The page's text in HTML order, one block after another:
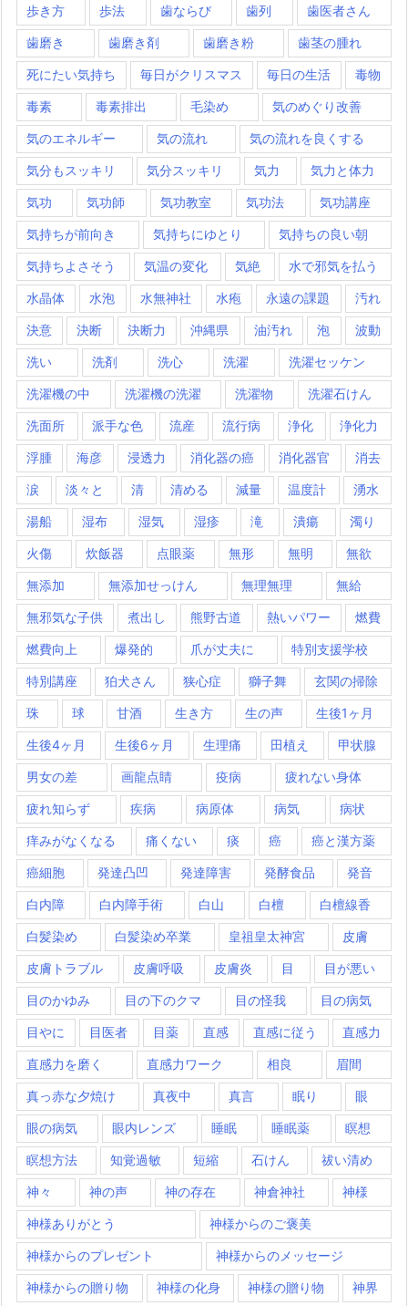
歩き方 歩法 歯ならび 歯列 歯医者さん
歯磨き 歯磨き剤 歯磨き粉 歯茎の腫れ
死にたい気持ち 毎日がクリスマス 毎日の生活 毒物
毒素 毒素排出 毛染め 気のめぐり改善
気のエネルギー 気の流れ 気の流れを良くする
気分もスッキリ 気分スッキリ 気力 気力と体力
気功 気功師 気功教室 気功法 気功講座
気持ちが前向き 気持ちにゆとり 気持ちの良い朝
気持ちよさそう 気温の変化 気絶 水で邪気を払う
水晶体 水泡 水無神社 水疱 永遠の課題 汚れ
決意 決断 決断力 沖縄県 油汚れ 泡 波動
洗い 洗剤 洗心 洗濯 洗濯セッケン
洗濯機の中 洗濯機の洗濯 洗濯物 洗濯石けん
洗面所 派手な色 流産 流行病 浄化 浄化力
浮腫 海彦 浸透力 消化器の癌 消化器官 消去
涙 淡々と 清 清める 減量 温度計 湧水
湯船 湿布 湿気 湿疹 滝 潰瘍 濁り
火傷 炊飯器 点眼薬 無形 無明 無欲
無添加 無添加せっけん 無理無理 無給
無邪気な子供 煮出し 熊野古道 熱いパワー 燃費
燃費向上 爆発的 爪が丈夫に 特別支援学校
特別講座 狛犬さん 狭心症 獅子舞 玄関の掃除
珠 球 甘酒 生き方 生の声 生後1ヶ月
生後4ヶ月 生後6ヶ月 生理痛 田植え 甲状腺
男女の差 画龍点睛 疫病 疲れない身体
疲れ知らず 疾病 病原体 病気 病状
痒みがなくなる 痛くない 痰 癌 癌と漢方薬
癌細胞 発達凸凹 発達障害 発酵食品 発音
白内障 白内障手術 白山 白檀 白檀線香
白髪染め 白髪染め卒業 皇祖皇太神宮 皮膚
皮膚トラブル 皮膚呼吸 皮膚炎 目 目が悪い
目のかゆみ 目の下のクマ 目の怪我 目の病気
目やに 目医者 目薬 直感 直感に従う 直感力
直感力を磨く 直感力ワーク 相良 眉間
真っ赤な夕焼け 真夜中 真言 眠り 眼
眼の病気 眼内レンズ 睡眠 睡眠薬 瞑想
瞑想方法 知覚過敏 短縮 石けん 祓い清め
神々 神の声 神の存在 神倉神社 神様
神様ありがとう 神様からのご褒美
神様からのプレゼント 神様からのメッセージ
神様からの贈り物 神様の化身 神様の贈り物 神界